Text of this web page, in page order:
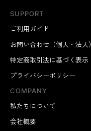
SUPPORT
ご利用ガイド
お問い合わせ（個人・法人）
特定商取引法に基づく表示
プライバシーポリシー
COMPANY
私たちについて
会社概要